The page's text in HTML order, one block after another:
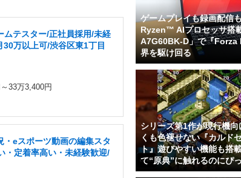
ムテスター/正社員採用/未経
万以上可/渋谷区東1丁目
33万3,400円
・eスポーツ動画の編集スタ
・定着率高い・未経験歓迎/
ゲームプレイも録画配信
Ryzen™ AIプロセッサ搭
A7G60BK-D」で『Forza
界を駆け回る
シリーズ第1作が現行機
くも色褪せない『カルド
ト』遊びやすい機能も搭
て“原典”に触れるのにぴ